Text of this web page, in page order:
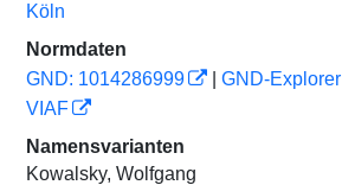
Köln
Normdaten
GND: 1014286999
GND-Explorer
VIAF
Namensvarianten
Kowalsky, Wolfgang